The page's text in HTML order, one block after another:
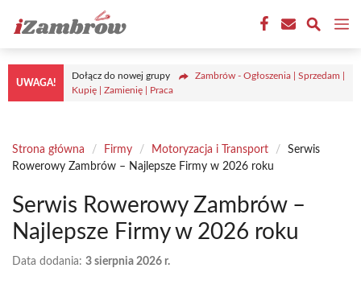
treści
UWAGA!
Dołącz do nowej grupy
Zambrów - Ogłoszenia | Sprzedam |
Kupię | Zamienię | Praca
Strona główna / Firmy / Motoryzacja i Transport /
Serwis
Rowerowy Zambrów – Najlepsze Firmy w 2026 roku
Serwis Rowerowy Zambrów –
Najlepsze Firmy w 2026 roku
Data dodania: 3 sierpnia 2026 r.